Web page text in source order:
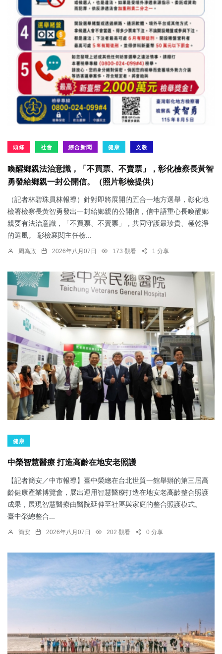
頭條 社會 綜合新聞 健康 文教
喚醒鄉親法治意識，「不買票、不賣票」，彰化檢察長黃智
勇發給鄉親一封公開信。（照片彰檢提供）
（記者林碧珠員林報導）針對即將展開的五合一地方選舉，彰化地
檢署檢察長黃智勇發出一封給鄉親的公開信，信中語重心長喚醒鄉
親要有法治意識，「不買票、不賣票」，共同守護最珍貴、極乾淨
的選風。 彰檢襄閱主任檢...
周為政 2026年八月07日 173 觀看 1 分享
健康
中榮智慧醫療 打造高齡在地安老照護
【記者簡安／中市報導】臺中榮總在台北世貿一館舉辦的第三屆高
齡健康產業博覽會，展出運用智慧醫療打造在地安老高齡整合照護
成果，展現智慧醫療由醫院延伸至社區與家庭的整合照護模式。
臺中榮總整合...
簡安 2026年八月07日 202 觀看 0 分享